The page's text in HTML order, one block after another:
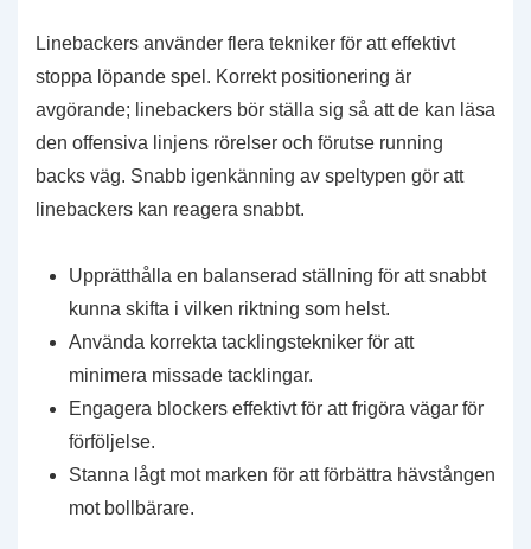
Linebackers använder flera tekniker för att effektivt
stoppa löpande spel. Korrekt positionering är
avgörande; linebackers bör ställa sig så att de kan läsa
den offensiva linjens rörelser och förutse running
backs väg. Snabb igenkänning av speltypen gör att
linebackers kan reagera snabbt.
Upprätthålla en balanserad ställning för att snabbt
kunna skifta i vilken riktning som helst.
Använda korrekta tacklingstekniker för att
minimera missade tacklingar.
Engagera blockers effektivt för att frigöra vägar för
förföljelse.
Stanna lågt mot marken för att förbättra hävstången
mot bollbärare.